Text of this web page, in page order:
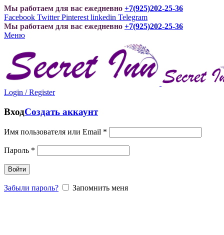
Мы работаем для вас ежедневно +7(925)202-25-36
Facebook Twitter Pinterest linkedin Telegram
Мы работаем для вас ежедневно +7(925)202-25-36
Меню
Login / Register
ВходСоздать аккаунт
Имя пользователя или Email *
Пароль *
Войти
Забыли пароль? Запомнить меня